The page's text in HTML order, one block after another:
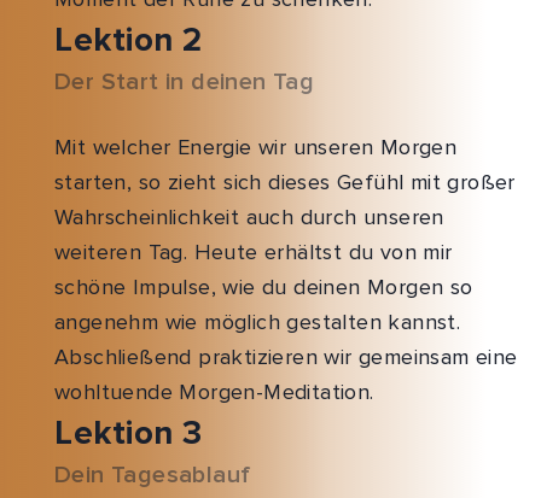
Lektion 2
Der Start in deinen Tag
Mit welcher Energie wir unseren Morgen
starten, so zieht sich dieses Gefühl mit großer
Wahrscheinlichkeit auch durch unseren
weiteren Tag. Heute erhältst du von mir
schöne Impulse, wie du deinen Morgen so
angenehm wie möglich gestalten kannst.
Abschließend praktizieren wir gemeinsam eine
wohltuende Morgen-Meditation.
Lektion 3
Dein Tagesablauf